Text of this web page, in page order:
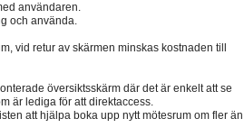
användaren.
och använda.
vid retur av skärmen minskas kostnaden till
översiktsskärm där det är enkelt att se
är lediga för att direktaccess.
att hjälpa boka upp nytt mötesrum om fler än